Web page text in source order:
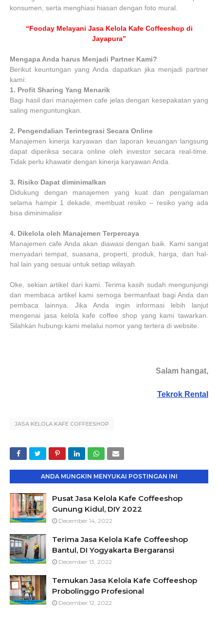
konsumen, serta menghiasi hiasan dengan foto mural.
“Fooday Melayani Jasa Kelola Kafe Coffeeshop di
Jayapura”
Mengapa Anda harus Menjadi Partner Kami?
Berikut keuntungan yang Anda dapatkan jika menjadi partner
kami:
1. Profit Sharing Yang Menarik
Bagi hasil dari manajemen cafe jelas dengan kesepakatan yang
saling menguntungkan.
2. Pengendalian Terintegrasi Secara Online
Manajemen kinerja karyawan dan laporan keuangan langsung
dapat diperiksa secara online oleh investor secara real-time.
Tidak perlu khawatir dengan kinerja karyawan Anda.
3. Risiko Dapat diminimalkan
Didukung dengan manajemen yang kuat dan pengalaman
selama hampir 1 dekade, membuat resiko – resiko yang ada
bisa diminimalisir
4. Dikelola oleh Manajemen Terpercaya
Manajemen cafe Anda akan diawasi dengan baik. Kami sangat
menyadari tempat, suasana, properti, produk, harga, dan hal-
hal lain yang sesuai untuk setiap wilayah.
Oke, sekian artikel dari kami. Terima kasih sudah mengunjungi
dan membaca artikel kami semoga bermanfaat bagi Anda dan
pembaca lainnya. Jika Anda ingin informasi lebih lanjut
mengenai jasa kelola kafe coffee shop yang kami tawarkan.
Silahkan hubungi kami melalui nomor yang tertera di website.
Salam hangat,
Tekrok Rental
JASA KELOLA KAFE COFFEESHOP
ANDA MUNGKIN MENYUKAI POSTINGAN INI
Pusat Jasa Kelola Kafe Coffeeshop
Gunung Kidul, DIY 2022
December 14, 2022
Terima Jasa Kelola Kafe Coffeeshop
Bantul, DI Yogyakarta Bergaransi
December 13, 2022
Temukan Jasa Kelola Kafe Coffeeshop
Probolinggo Profesional
December 12, 2022